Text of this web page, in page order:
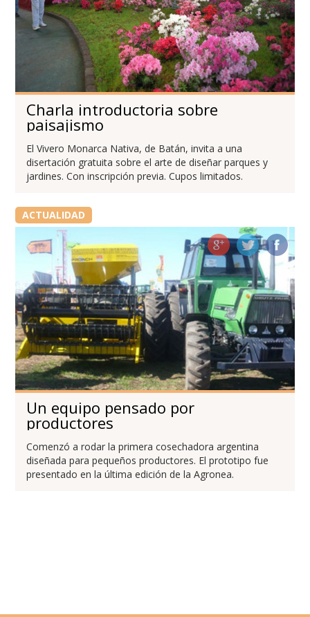
Charla introductoria sobre
paisajismo
El Vivero Monarca Nativa, de Batán, invita a una
disertación gratuita sobre el arte de diseñar parques y
jardines. Con inscripción previa. Cupos limitados.
ACTUALIDAD
Un equipo pensado por
productores
Comenzó a rodar la primera cosechadora argentina
diseñada para pequeños productores. El prototipo fue
presentado en la última edición de la Agronea.